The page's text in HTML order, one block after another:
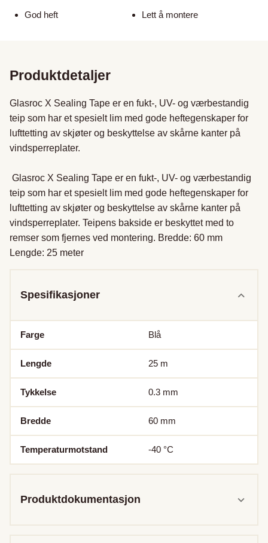
God heft Lett å montere
Produktdetaljer
Glasroc X Sealing Tape er en fukt-, UV- og værbestandig
teip som har et spesielt lim med gode heftegenskaper for
lufttetting av skjøter og beskyttelse av skårne kanter på
vindsperreplater.
teip som har et spesielt lim med gode heftegenskaper for
lufttetting av skjøter og beskyttelse av skårne kanter på
vindsperreplater. Teipens bakside er beskyttet med to
remser som fjernes ved montering. Bredde: 60 mm
Lengde: 25 meter
Spesifikasjoner
Farge Blå
Lengde 25 m
Tykkelse 0.3 mm
Bredde 60 mm
Temperaturmotstand -40 °C
Produktdokumentasjon